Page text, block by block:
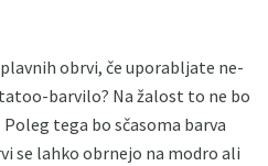
obrvi, če uporabljate ne-
barvilo? Na žalost to ne bo
tega bo sčasoma barva
se lahko obrnejo na modro ali